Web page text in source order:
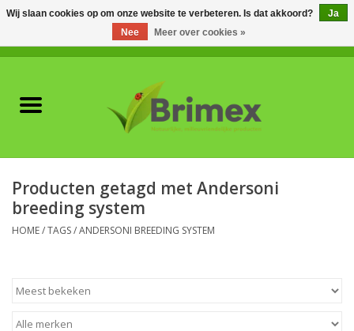
Plagen & Ziekten
Meststoffen en
Bodemverbeteraars
Producten getagd met Andersoni
breeding system
HOME/TAGS/ANDERSONI BREEDING SYSTEM
Wij slaan cookies op om onze website te verbeteren. Is dat akkoord?
Ja
Nee
Meer over cookies »